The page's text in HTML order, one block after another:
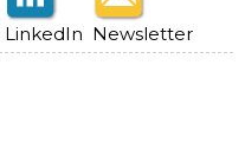
LinkedIn Newsletter